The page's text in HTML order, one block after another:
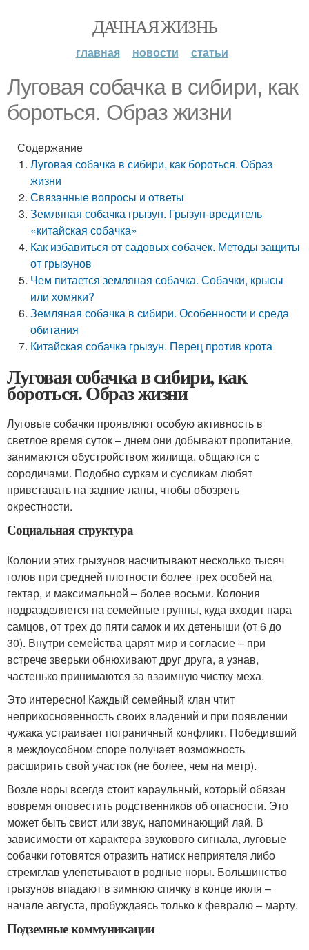
ДАЧНАЯ ЖИЗНЬ
главная новости статьи
Луговая собачка в сибири, как
бороться. Образ жизни
Содержание
Луговая собачка в сибири, как бороться. Образ
жизни
Связанные вопросы и ответы
Земляная собачка грызун. Грызун-вредитель
«китайская собачка»
Как избавиться от садовых собачек. Методы защиты
от грызунов
Чем питается земляная собачка. Собачки, крысы
или хомяки?
Земляная собачка в сибири. Особенности и среда
обитания
Китайская собачка грызун. Перец против крота
Луговая собачка в сибири, как
бороться. Образ жизни
Луговые собачки проявляют особую активность в
светлое время суток – днем они добывают пропитание,
занимаются обустройством жилища, общаются с
сородичами. Подобно суркам и сусликам любят
привставать на задние лапы, чтобы обозреть
окрестности.
Социальная структура
Колонии этих грызунов насчитывают несколько тысяч
голов при средней плотности более трех особей на
гектар, и максимальной – более восьми. Колония
подразделяется на семейные группы, куда входит пара
самцов, от трех до пяти самок и их детеныши (от 6 до
30). Внутри семейства царят мир и согласие – при
встрече зверьки обнюхивают друг друга, а узнав,
частенько принимаются за взаимную чистку меха.
Это интересно! Каждый семейный клан чтит
неприкосновенность своих владений и при появлении
чужака устраивает пограничный конфликт. Победивший
в междоусобном споре получает возможность
расширить свой участок (не более, чем на метр).
Возле норы всегда стоит караульный, который обязан
вовремя оповестить родственников об опасности. Это
может быть свист или звук, напоминающий лай. В
зависимости от характера звукового сигнала, луговые
собачки готовятся отразить натиск неприятеля либо
стремглав улепетывают в родные норы. Большинство
грызунов впадают в зимнюю спячку в конце июля –
начале августа, пробуждаясь только к февралю – марту.
Подземные коммуникации